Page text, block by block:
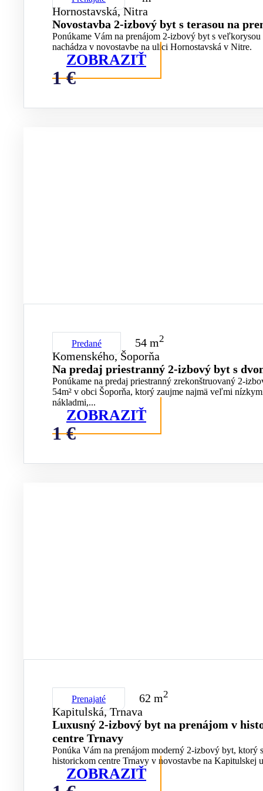
Hornostavská, Nitra
Novostavba 2-izbový byt s terasou na
Ponúkame Vám na prenájom 2-izbový byt s veľkorysou
nachádza v novostavbe na ulici Hornostavská v Nitre.
ZOBRAZIŤ
1 €
Predané 54 m2
Komenského, Šoporňa
Na predaj priestranný 2-izbový byt s
Ponúkame na predaj priestranný zrekonštruovaný 2-
54m² v obci Šoporňa, ktorý zaujme najmä veľmi
nákladmi,...
ZOBRAZIŤ
1 €
Prenajaté 62 m2
Kapitulská, Trnava
Luxusný 2-izbový byt na prenájom v
centre Trnavy
Ponúka Vám na prenájom moderný 2-izbový byt, ktorý
historickom centre Trnavy v novostavbe na Kapitulskej
ZOBRAZIŤ